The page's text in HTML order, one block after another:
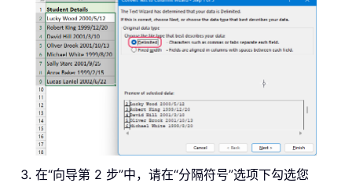
在“向导第 2 步”中，请在“分隔符号”选项下勾选您